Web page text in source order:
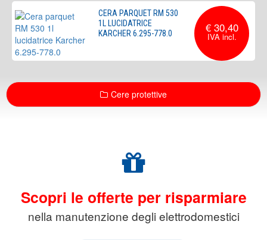
CERA PARQUET RM 530
1L LUCIDATRICE
KARCHER 6.295-778.0
€ 30,40
Cere protettive
Scopri le offerte per risparmiare
nella manutenzione degli elettrodomestici